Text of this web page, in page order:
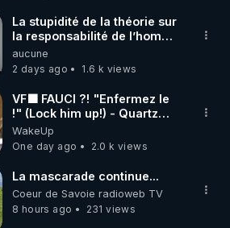
La stupidité de la théorie sur
la responsabilité de l’homme
concernant le dioxyde de
carbone.
aucune
2 days ago
1.6 k views
VF🟩 FAUCI ?! "Enfermez le
!" (Lock him up!) - Quartz
Traduction
WakeUp
One day ago
2.0 k views
La mascarade continue...
Coeur de Savoie radioweb TV
8 hours ago
231 views